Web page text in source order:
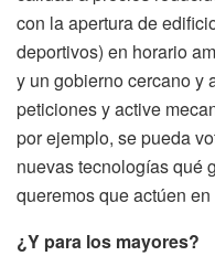
con la apertura de
deportivos) en horario
y un gobierno cercano y
peticiones y active
por ejemplo, se pueda
nuevas tecnologías qué
queremos que actúen
¿Y para los mayores?